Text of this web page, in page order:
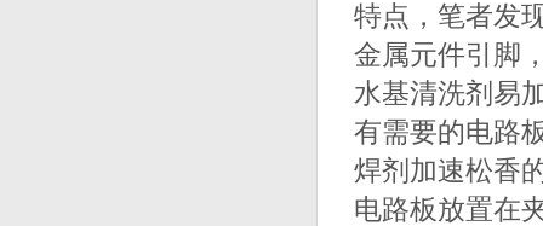
特点，笔者发
金属元件引脚
水基清洗剂易
有需要的电路
焊剂加速松香
电路板放置在